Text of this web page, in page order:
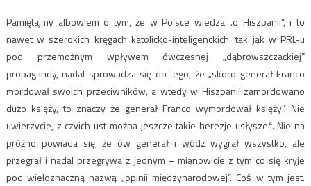
Pamiętajmy albowiem o tym, że w Polsce wiedza „o Hiszpanii”, i to
nawet w szerokich kręgach katolicko-inteligenckich, tak jak w PRL-u
pod przemożnym wpływem ówczesnej „dąbrowszczackiej”
propagandy, nadal sprowadza się do tego, że „skoro generał Franco
mordował swoich przeciwników, a wtedy w Hiszpanii zamordowano
dużo księży, to znaczy że generał Franco wymordował księży”. Nie
uwierzycie, z czyich ust można jeszcze takie herezje usłyszeć. Nie na
próżno powiada się, że ów generał i wódz wygrał wszystko, ale
przegrał i nadal przegrywa z jednym – mianowicie z tym co się kryje
pod wieloznaczną nazwą „opinii międzynarodowej”. Coś w tym jest.